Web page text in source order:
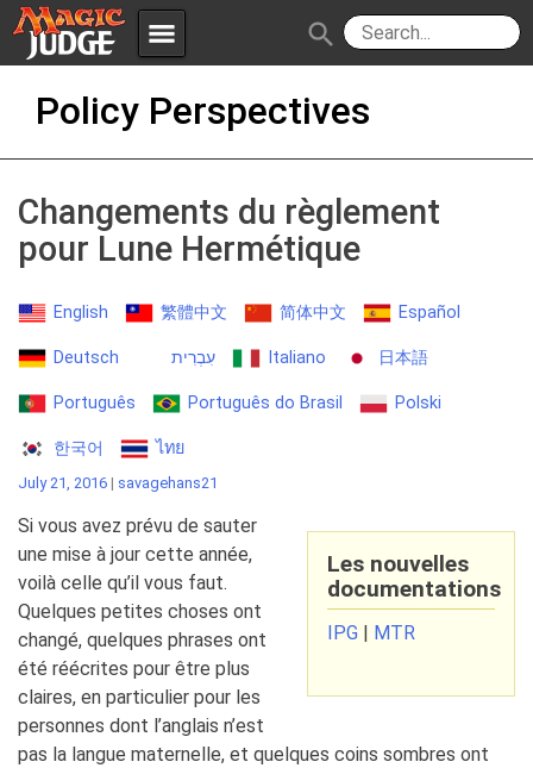
menu
Apps JudgeApps
Forum
Judges
Policies IPG
JAR
search
Policy Perspectives
Changements du règlement
pour Lune Hermétique
English 繁體中文 简体中文 Español
Deutsch עִבְרִית Italiano 日本語
Português Português do Brasil Polski
한국어 ไทย
July 21, 2016 | savagehans21
Les nouvelles
documentations
IPG MTR
Si vous avez prévu de sauter
une mise à jour cette année,
voilà celle qu’il vous faut.
Quelques petites choses ont
changé, quelques phrases ont
été réécrites pour être plus
claires, en particulier pour les
personnes dont l’anglais n’est
pas la langue maternelle, et quelques coins sombres ont